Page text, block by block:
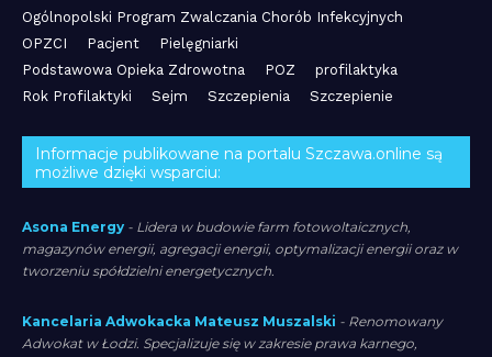
Ogólnopolski Program Zwalczania Chorób Infekcyjnych
OPZCI
Pacjent
Pielęgniarki
Podstawowa Opieka Zdrowotna
POZ
profilaktyka
Rok Profilaktyki
Sejm Szczepienia Szczepienie
Informacje publikowane na portalu Szczawa.online są
możliwe dzięki wsparciu:
Asona Energy - Lidera w budowie farm fotowoltaicznych,
magazynów energii, agregacji energii, optymalizacji energii oraz w
tworzeniu spółdzielni energetycznych.
Kancelaria Adwokacka Mateusz Muszalski - Renomowany
Adwokat w Łodzi. Specjalizuje się w zakresie prawa karnego,